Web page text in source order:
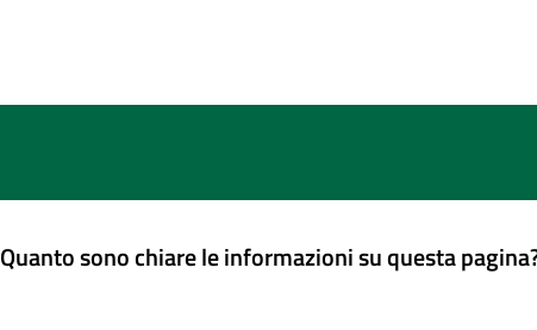
Quanto sono chiare le informazioni su questa